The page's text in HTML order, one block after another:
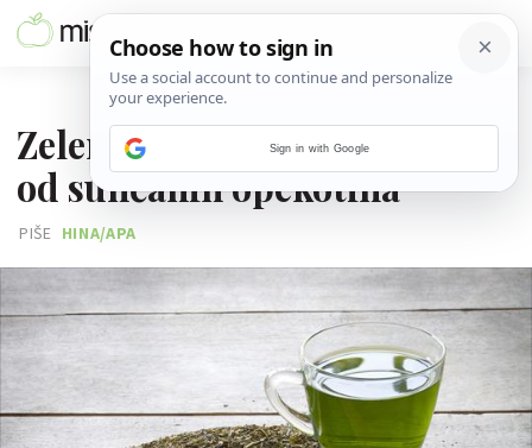
Zeleni čaj - prirodna zaštita
od sunčanih opekotina
PIŠE HINA/APA
Sign in with Google